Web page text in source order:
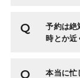
予約は絶
時とか近
本当に忙